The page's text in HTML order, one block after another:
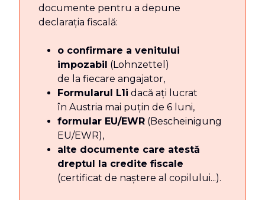
documente pentru a depune
declarația fiscală:
o confirmare a venitului
impozabil (Lohnzettel)
de la fiecare angajator,
Formularul L1i dacă ați lucrat
în Austria mai puțin de 6 luni,
formular EU/EWR (Bescheinigung
EU/EWR),
alte documente care atestă
dreptul la credite fiscale
(certificat de naștere al copilului...).